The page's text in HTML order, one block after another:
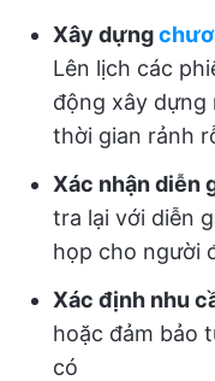
Xây dựng
Lên lịch các
động xây dựng
thời gian rảnh
Xác nhận diễn
tra lại với diễn
họp cho người
Xác định nhu
hoặc đảm bảo
có